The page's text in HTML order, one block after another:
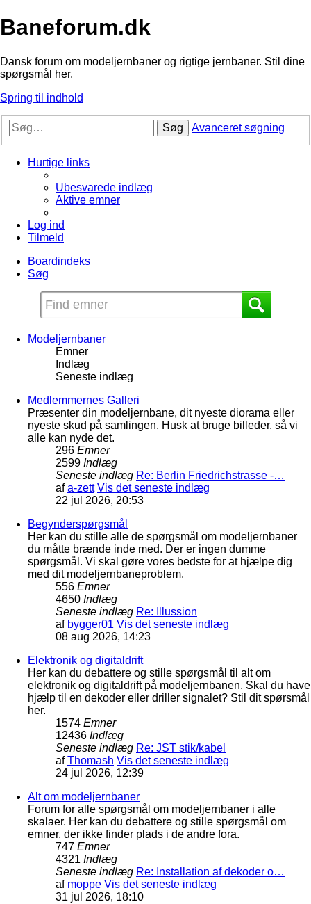
Baneforum.dk
Dansk forum om modeljernbaner og rigtige jernbaner. Stil dine
spørgsmål her.
Spring til indhold
Søg Avanceret søgning
Hurtige links
Ubesvarede indlæg
Aktive emner
Log ind
Tilmeld
Boardindeks
Søg
Modeljernbaner
Emner
Indlæg
Seneste indlæg
Medlemmernes Galleri
Præsenter din modeljernbane, dit nyeste diorama eller
nyeste skud på samlingen. Husk at bruge billeder, så vi
alle kan nyde det.
296 Emner
2599 Indlæg
Seneste indlæg Re: Berlin Friedrichstrasse -…
afa-zett Vis det seneste indlæg
22 jul 2026, 20:53
Begynderspørgsmål
Her kan du stille alle de spørgsmål om modeljernbaner
du måtte brænde inde med. Der er ingen dumme
spørgsmål. Vi skal gøre vores bedste for at hjælpe dig
med dit modeljernbaneproblem.
556 Emner
4650 Indlæg
Seneste indlæg Re: Illussion
af bygger01 Vis det seneste indlæg
08 aug 2026, 14:23
Elektronik og digitaldrift
Her kan du debattere og stille spørgsmål til alt om
elektronik og digitaldrift på modeljernbanen. Skal du have
hjælp til en dekoder eller driller signalet? Stil dit spørsmål
her.
1574 Emner
12436 Indlæg
Seneste indlæg Re: JST stik/kabel
afThomash Vis det seneste indlæg
24 jul 2026, 12:39
Alt om modeljernbaner
Forum for alle spørgsmål om modeljernbaner i alle
skalaer. Her kan du debattere og stille spørgsmål om
emner, der ikke finder plads i de andre fora.
747 Emner
4321 Indlæg
Seneste indlæg Re: Installation af dekoder o…
af moppe Vis det seneste indlæg
31 jul 2026, 18:10